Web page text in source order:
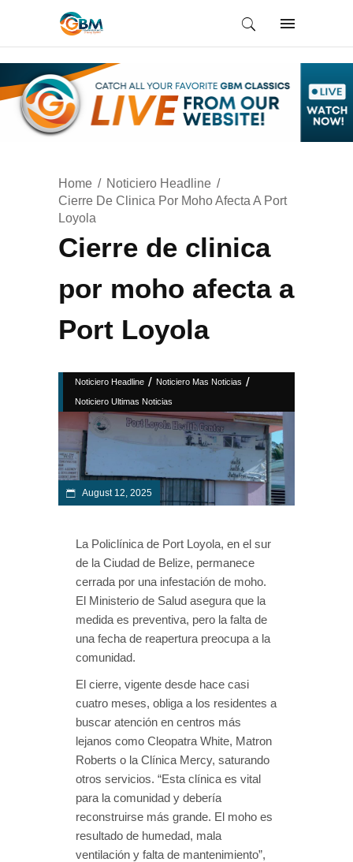
Home
Noticiero Headline
Cierre De Clinica Por Moho Afecta A Port
Loyola
Cierre de clinica
por moho afecta a
Port Loyola
Noticiero Headline / Noticiero Mas Noticias /
Noticiero Ultimas Noticias
August 12, 2025
La Policlínica de Port Loyola, en el sur
de la Ciudad de Belize, permanece
cerrada por una infestación de moho.
El Ministerio de Salud asegura que la
medida es preventiva, pero la falta de
una fecha de reapertura preocupa a la
comunidad.
El cierre, vigente desde hace casi
cuatro meses, obliga a los residentes a
buscar atención en centros más
lejanos como Cleopatra White, Matron
Roberts o la Clínica Mercy, saturando
otros servicios. “Esta clínica es vital
para la comunidad y debería
reconstruirse más grande. El moho es
resultado de humedad, mala
ventilación y falta de mantenimiento”,